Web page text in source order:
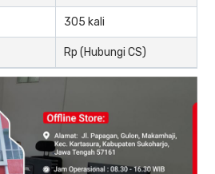
305 kali
Rp (Hubungi CS)